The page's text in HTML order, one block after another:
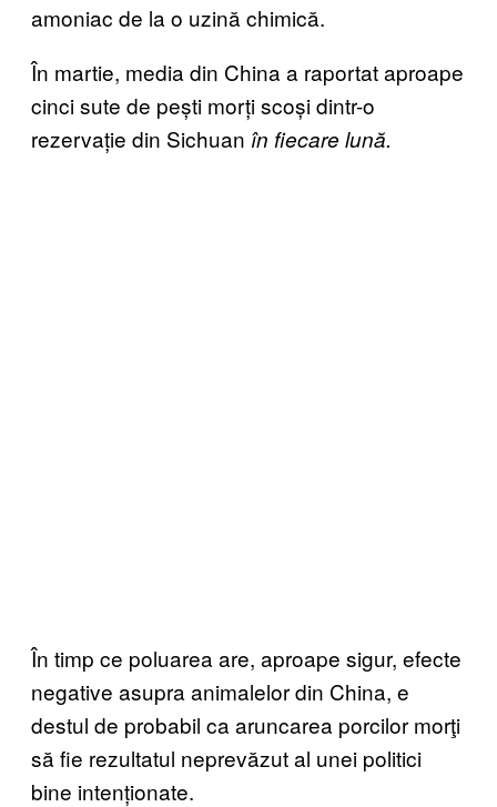
amoniac de la o uzină chimică.
În martie, media din China a raportat aproape
cinci sute de pești morți scoși dintr-o
rezervație din Sichuan în fiecare lună.
În timp ce poluarea are, aproape sigur, efecte
negative asupra animalelor din China, e
destul de probabil ca aruncarea porcilor morţi
să fie rezultatul neprevăzut al unei politici
bine intenționate.